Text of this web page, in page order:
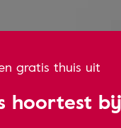
gratis thuis uit
hoortest bij